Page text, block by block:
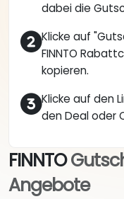
dabei die
Klicke auf
FINNTO
kopieren.
Klicke auf den
den Deal oder
FINNTO
Angebote